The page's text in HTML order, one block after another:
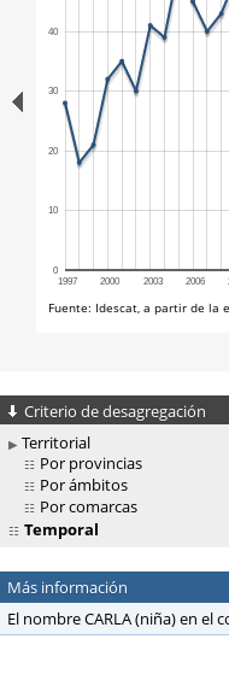
Criterio de desagregación
Territorial
Por provincias
Por ámbitos
Por comarcas
Temporal
Más información
El nombre CARLA (niña) en el